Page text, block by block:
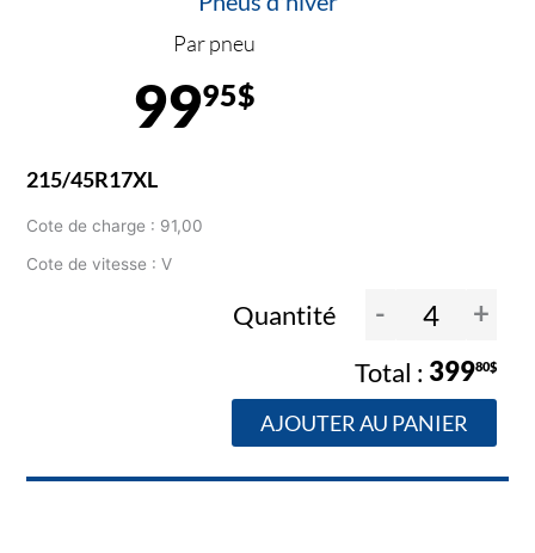
Par pneu
9995$
215/45R17XL
Cote de charge : 91,00
Cote de vitesse : V
Quantité - +
39980$
AJOUTER AU PANIER